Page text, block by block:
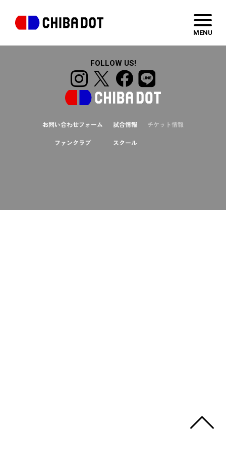
MENU
FOLLOW US!
お問い合わせフォーム 試合情報 チケット情報
ファンクラブ スクール